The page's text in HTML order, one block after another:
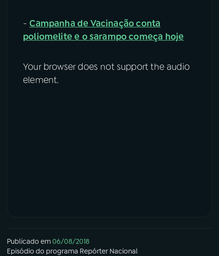
-Campanha de Vacinação conta
poliomelite e o sarampo começa hoje
Your browser does not support the audio
element.
Publicado em06/08/2018
Episódio do programa Repórter Nacional